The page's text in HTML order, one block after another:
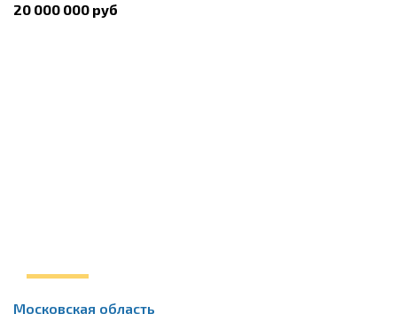
20 000 000 руб
Московская область